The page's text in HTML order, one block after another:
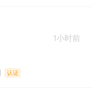
1小时前
认证